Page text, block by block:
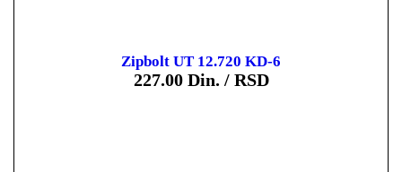
Zipbolt UT 12.720 KD-6
227.00 Din. / RSD